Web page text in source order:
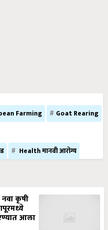
Farming
Goat Rearing
Health मानवी आरोग्य
कृषी
आला